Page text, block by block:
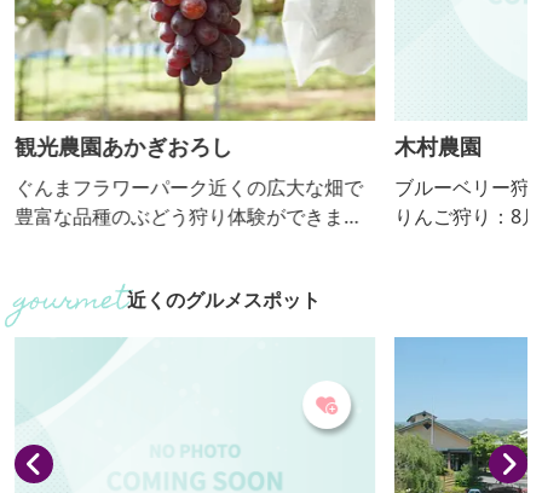
観光農園あかぎおろし
ぐんまフラワーパーク近くの広大な畑で
豊富な品種のぶどう狩り体験ができま
ジャスミン、サニールージュをはじめと
した個性あふれる様々な品種のぶどうを
育てています。ぶどう狩り体験はもちろ
ん、ご試食いただける店頭販売も人気で
す。そのほか、地元農家の朝採り新鮮野
菜やフルーツ、地場産食材、手作り加工
食品などの直売コーナーも併設してい...
木村農園
ブルーベリー狩
りんご狩り：8月
反対側の隣接地
近くのグルメスポット